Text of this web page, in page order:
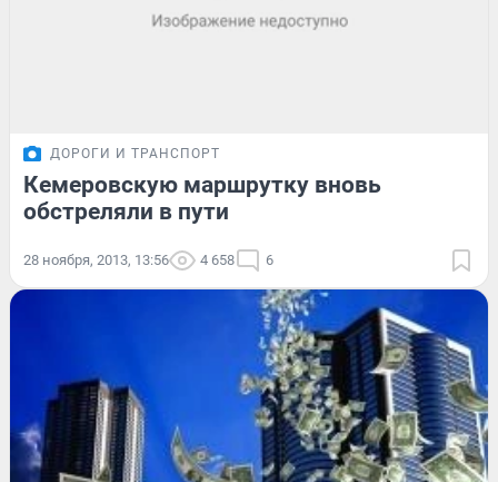
ДОРОГИ И ТРАНСПОРТ
Кемеровскую маршрутку вновь
обстреляли в пути
28 ноября, 2013, 13:56 4 658 6